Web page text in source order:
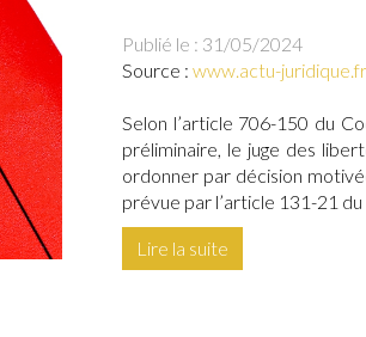
Publié le : 31/05/2024
Source : www.actu-juridique.fr
Selon l’article 706-150 du
préliminaire, le juge des
ordonner par décision
prévue par l’article 131-21 du
Lire la suite